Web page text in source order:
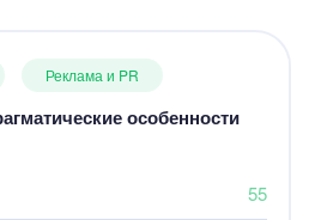
Реклама и PR
особенности
55